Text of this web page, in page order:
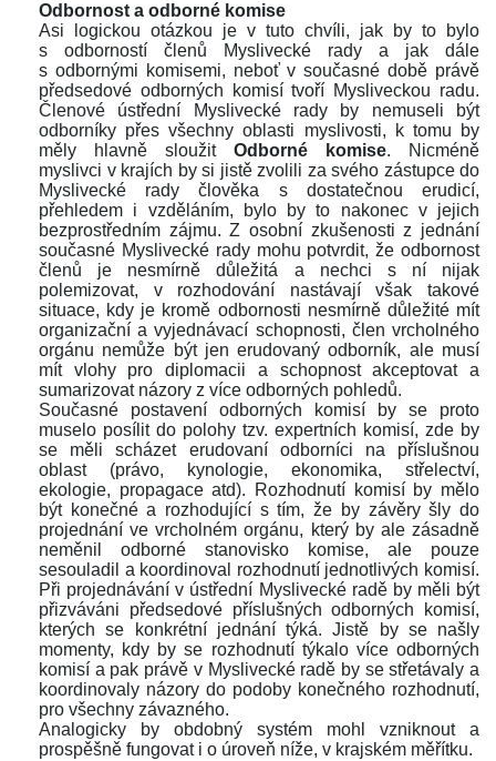
Odbornost a odborné komise
Asi logickou otázkou je v tuto chvíli, jak by to bylo
odborností členů Myslivecké rady a jak dále
odbornými komisemi, neboť v současné době právě
předsedové odborných komisí tvoří Mysliveckou radu.
Členové ústřední Myslivecké rady by nemuseli být
odborníky přes všechny oblasti myslivosti, k tomu by
měly hlavně sloužit Odborné komise. Nicméně
myslivci v krajích by si jistě zvolili za svého zástupce do
Myslivecké rady člověka s dostatečnou erudicí,
přehledem i vzděláním, bylo by to nakonec v jejich
bezprostředním zájmu. Z osobní zkušenosti z jednání
oučasné Myslivecké rady mohu potvrdit, že odbornost
členů je nesmírně důležitá a nechci s ní nijak
polemizovat, v rozhodování nastávají však takové
ituace, kdy je kromě odbornosti nesmírně důležité mít
organizační a vyjednávací schopnosti, člen vrcholného
orgánu nemůže být jen erudovaný odborník, ale musí
mít vlohy pro diplomacii a schopnost akceptovat a
umarizovat názory z více odborných pohledů.
Současné postavení odborných komisí by se proto
muselo posílit do polohy tzv. expertních komisí, zde by
e měli scházet erudovaní odborníci na příslušnou
oblast (právo, kynologie, ekonomika, střelectví,
ekologie, propagace atd). Rozhodnutí komisí by mělo
být konečné a rozhodující s tím, že by závěry šly do
projednání ve vrcholném orgánu, který by ale zásadně
neměnil odborné stanovisko komise, ale pouze
esouladil a koordinoval rozhodnutí jednotlivých komisí.
Při projednávání v ústřední Myslivecké radě by měli být
přizváváni předsedové příslušných odborných komisí,
kterých se konkrétní jednání týká. Jistě by se našly
momenty, kdy by se rozhodnutí týkalo více odborných
komisí a pak právě v Myslivecké radě by se střetávaly a
koordinovaly názory do podoby konečného rozhodnutí,
pro všechny závazného.
Analogicky by obdobný systém mohl vzniknout a
prospěšně fungovat i o úroveň níže, v krajském měřítku.